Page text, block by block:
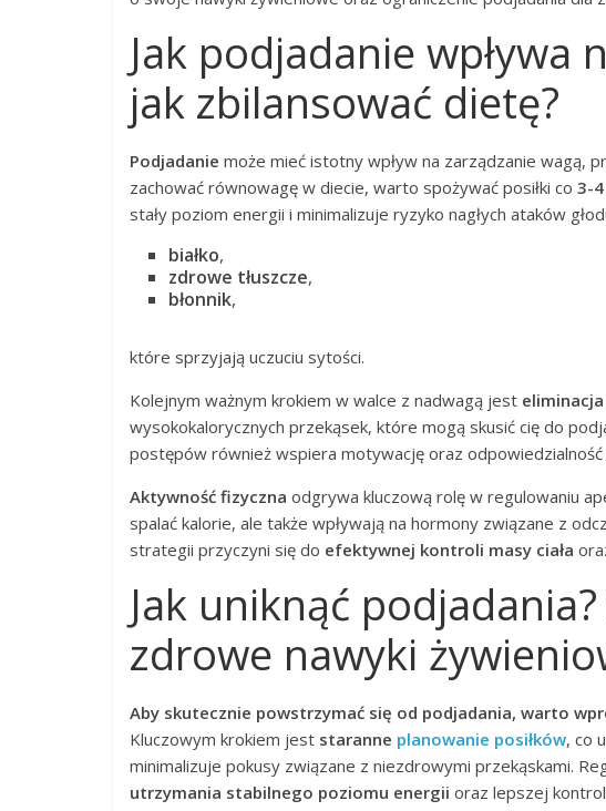
Jak podjadanie wpływa
jak zbilansować dietę?
Podjadanie może mieć istotny wpływ na zarządzanie wagą,
zachować równowagę w diecie, warto spożywać posiłki co 3-
stały poziom energii i minimalizuje ryzyko nagłych ataków
białko,
zdrowe tłuszcze,
błonnik,
które sprzyjają uczuciu sytości.
Kolejnym ważnym krokiem w walce z nadwagą jest
wysokokalorycznych przekąsek, które mogą skusić cię do
postępów również wspiera motywację oraz
Aktywność fizyczna odgrywa kluczową rolę w regulowaniu
spalać kalorie, ale także wpływają na hormony związane z
strategii przyczyni się do efektywnej kontroli masy ciała
Jak uniknąć
zdrowe nawyki
Aby skutecznie powstrzymać się od podjadania, warto
Kluczowym krokiem jest staranne planowanie posiłków, co
minimalizuje pokusy związane z niezdrowymi przekąskami.
utrzymania stabilnego poziomu energii oraz lepszej